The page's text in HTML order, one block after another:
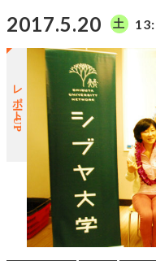
2017.5.20 土
レポートUP